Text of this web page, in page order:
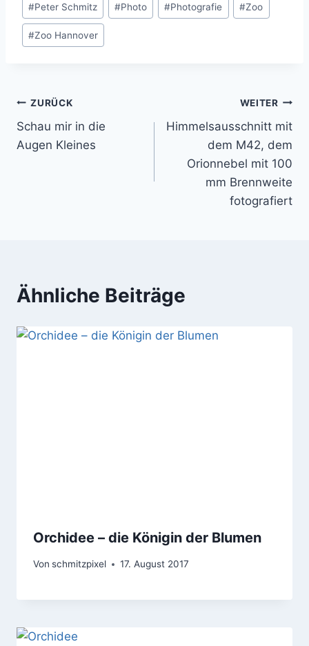
#Peter Schmitz #Photo #Photografie #Zoo
#Zoo Hannover
Beitragsnavigation
ZURÜCK
Schau mir in die
Augen Kleines
WEITER
Himmelsausschnitt mit
dem M42, dem
Orionnebel mit 100
mm Brennweite
fotografiert
Ähnliche Beiträge
Orchidee – die Königin der Blumen
Von schmitzpixel 17. August 2017